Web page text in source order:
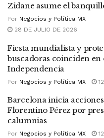
Zidane asume el
Por Negocios y Política MX
28 DE JULIO DE 2026
Fiesta mundialista y
buscadoras coinciden en
Independencia
Por Negocios y Política MX
Barcelona inicia
Florentino Pérez por
calumnias
Por Negocios y Política MX